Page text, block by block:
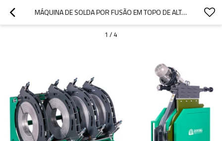
MÁQUINA DE SOLDA POR FUSÃO EM TOPO DE ALTA PRESSÃO V630SHP 315MM-630MM (12" IPS -24" IPS)
1 / 4